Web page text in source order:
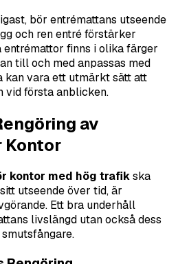
bör entrémattans utseende
och ren entré förstärker
entrémattor finns i olika färger
till och med anpassas med
kan vara ett utmärkt sätt att
vid första anblicken.
av
Kontor
kontor med hög trafikska
utseende över tid, är
Ett bra underhåll
livslängd utan också dess